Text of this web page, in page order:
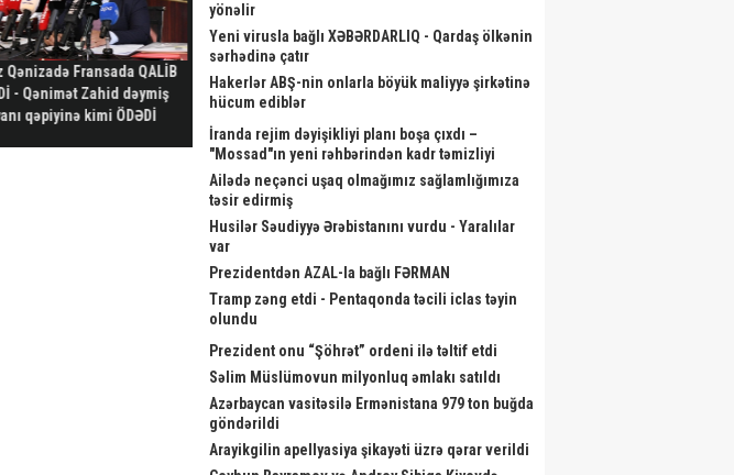
Qənizadə Fransada QALİB
- Qənimət Zahid dəymiş
qəpiyinə kimi ÖDƏDİ
İLGİNC anons
obyektlərə baxış keçirdi - Fotolar
yönəlir
Yeni virusla bağlı XƏBƏRDARLIQ - Qardaş ölkənin
sərhədinə çatır
Hakerlər ABŞ-nin onlarla böyük maliyyə şirkətinə
hücum ediblər
İranda rejim dəyişikliyi planı boşa çıxdı –
"Mossad"ın yeni rəhbərindən kadr təmizliyi
Ailədə neçənci uşaq olmağımız sağlamlığımıza
təsir edirmiş
Husilər Səudiyyə Ərəbistanını vurdu - Yaralılar
var
Prezidentdən AZAL-la bağlı FƏRMAN
Tramp zəng etdi - Pentaqonda təcili iclas təyin
olundu
Prezident onu “Şöhrət” ordeni ilə təltif etdi
Səlim Müslümovun milyonluq əmlakı satıldı
Azərbaycan vasitəsilə Ermənistana 979 ton buğda
göndərildi
Arayikgilin apellyasiya şikayəti üzrə qərar verildi